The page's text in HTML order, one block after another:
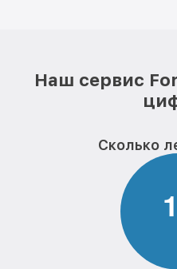
Наш сервис
Сколько
1